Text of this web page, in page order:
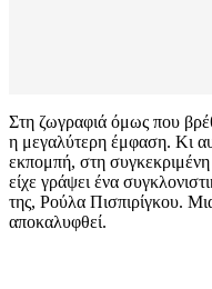
Στη ζωγραφιά όμως που
η μεγαλύτερη έμφαση. Κι
εκπομπή, στη
είχε γράψει ένα
της, Ρούλα Πισπιρίγκου.
αποκαλυφθεί.